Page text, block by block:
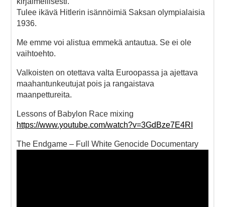
Tulee ikävä Hitlerin isännöimiä Saksan olympialaisia
1936.
Me emme voi alistua emmekä antautua. Se ei ole
vaihtoehto.
Valkoisten on otettava valta Euroopassa ja ajettava
maahantunkeutujat pois ja rangaistava
maanpettureita.
Lessons of Babylon Race mixing
https://www.youtube.com/watch?v=3GdBze7E4RI
The Endgame – Full White Genocide Documentary